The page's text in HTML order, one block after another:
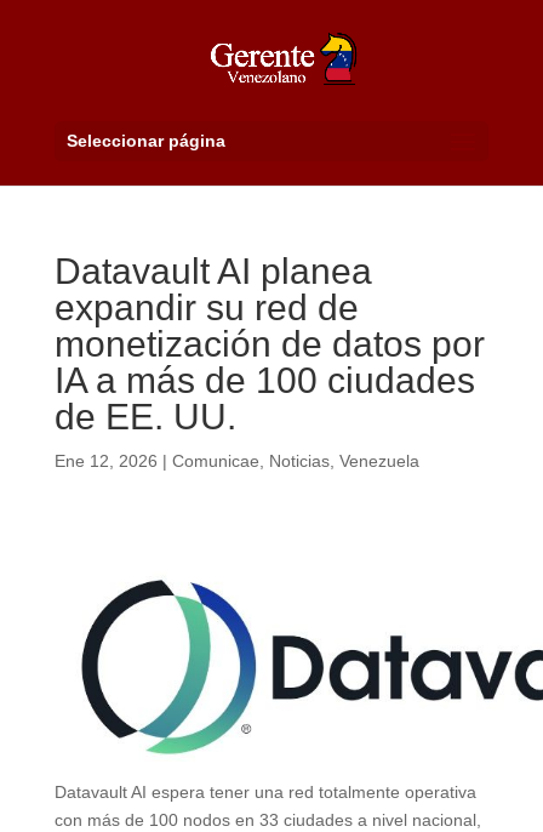
Seleccionar página
Datavault AI planea
expandir su red de
monetización de datos por
IA a más de 100 ciudades
de EE. UU.
Ene 12, 2026 | Comunicae Noticias, Venezuela
Datavault AI espera tener una red totalmente operativa
con más de 100 nodos en 33 ciudades a nivel nacional,